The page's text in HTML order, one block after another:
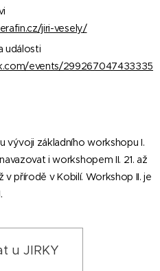
jiri-vesely/
události
events/299267047433335
vývoji základního workshopu I.
i workshopem II. 21. až
v přírodě v Kobilí. Workshop II. je
u JIRKY